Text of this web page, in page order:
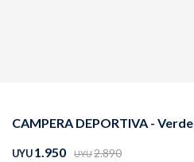
CAMPERA DEPORTIVA - Verde
UYU1.950 UYU2.890